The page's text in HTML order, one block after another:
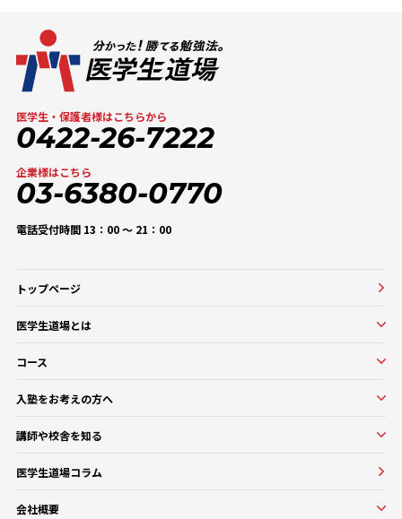
医学生・保護者様はこちらから
0422-26-7222
企業様はこちら
03-6380-0770
電話受付時間 13：00 〜 21：00
トップページ
医学生道場とは
口コミ・評判
コース
コース一覧
医学部基礎医学・生物学対策コース
医学部基礎医学・生物学対策コース
入塾をお考えの方へ
入塾をお考えの方へ
よくある質問
講師や校舎を知る
講師・教務紹介
教務一覧
医学生道場コラム
会社概要